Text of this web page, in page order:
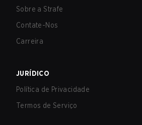
Sobre a Strafe
Contate-Nos
Carreira
JURÍDICO
Política de Privacidade
Termos de Serviço